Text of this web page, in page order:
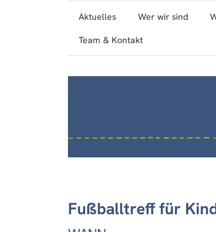
Aktuelles Wer wir sind
Team & Kontakt
Fußballtreff für